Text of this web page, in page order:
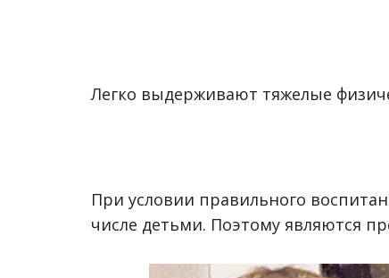
Легко выдерживают тяжелые
При условии правильного
числе детьми. Поэтому являются